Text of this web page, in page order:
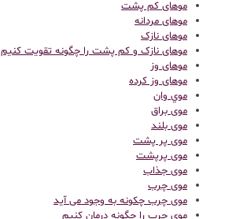
موهای کم پشت
موهای مردانه
موهای نازک
موهای نازک و کم پشت را چگونه تقویت کنیم
موهای وز
موهای وز کرده
موي وان
موی براق
موی بلند
موی پر پشت
موی پرپشت
موی جذاب
موی چرب
موی چرب چکونه به وجود می آید
موی چرب را چگونه درمان کنیم